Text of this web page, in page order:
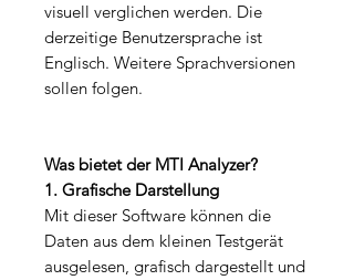
visuell verglichen werden. Die
derzeitige Benutzersprache ist
Englisch. Weitere Sprachversionen
sollen folgen.
Was bietet der MTI Analyzer?
1. Grafische Darstellung
Mit dieser Software können die
Daten aus dem kleinen Testgerät
ausgelesen, grafisch dargestellt und